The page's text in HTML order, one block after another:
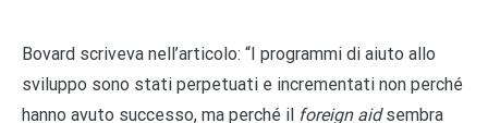
Bovard scriveva nell’articolo: “I programmi di aiuto allo
sviluppo sono stati perpetuati e incrementati non perché
hanno avuto successo, ma perché il foreign aidsembra